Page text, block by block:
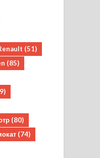
(51)
(85)
(80)
(74)